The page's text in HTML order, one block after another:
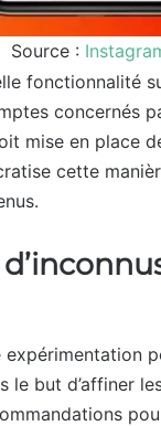
Source :
fonctionnalité
concernés
mise en place
cette
le but d’affiner